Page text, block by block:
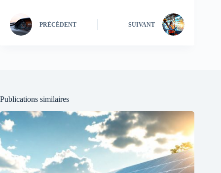
PRÉCÉDENT SUIVANT
Publications similaires